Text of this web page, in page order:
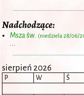
Nadchodzące:
Msza św. (niedziela 28/06/
...
sierpień 2026
P W Ś